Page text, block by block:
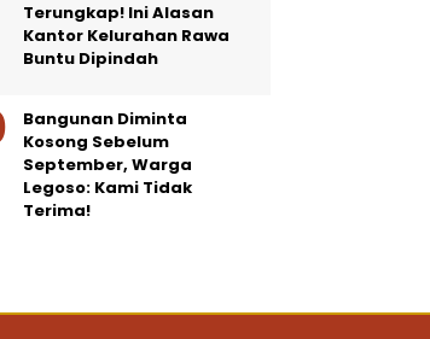
Terungkap! Ini Alasan
Kantor Kelurahan Rawa
Buntu Dipindah
Bangunan Diminta
Kosong Sebelum
September, Warga
Legoso: Kami Tidak
Terima!